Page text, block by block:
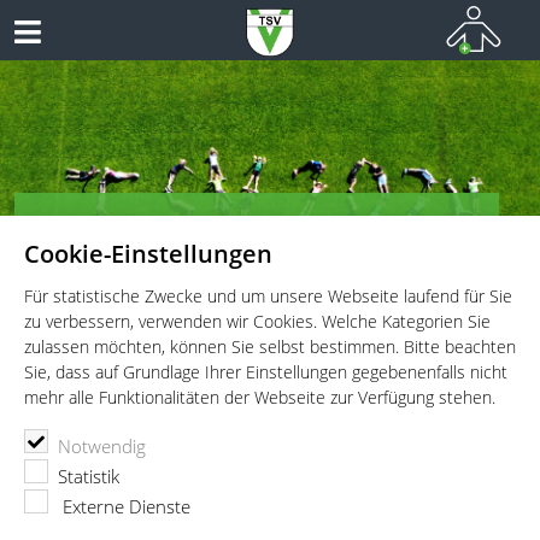
Cookie-Einstellungen
Für statistische Zwecke und um unsere Webseite laufend für Sie
zu verbessern, verwenden wir Cookies. Welche Kategorien Sie
zulassen möchten, können Sie selbst bestimmen. Bitte beachten
Sie, dass auf Grundlage Ihrer Einstellungen gegebenenfalls nicht
mehr alle Funktionalitäten der Webseite zur Verfügung stehen.
Notwendig
Statistik
Externe Dienste
Vielseitiges Sportangebot für Kinder und Jugendliche!
TSV Vaterstetten e.V.
Datenschutz